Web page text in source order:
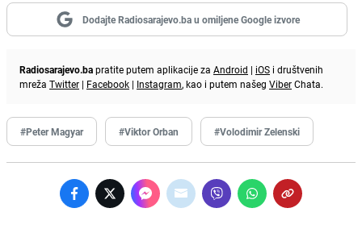
Dodajte Radiosarajevo.ba u omiljene Google izvore
Radiosarajevo.bapratite putem aplikacije za Android | iOS i društvenih
mreža Twitter | Facebook | Instagram, kao i putem našeg ViberChata.
#Peter Magyar #Viktor Orban #Volodimir Zelenski